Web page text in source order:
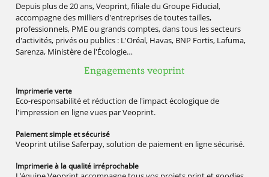
Depuis plus de 20 ans, Veoprint, filiale du Groupe Fiducial,
accompagne des milliers d'entreprises de toutes tailles,
professionnels, PME ou grands comptes, dans tous les secteurs
d'activités, privés ou publics : L'Oréal, Havas, BNP Fortis, Lafuma,
Sarenza, Ministère de l'Écologie…
Engagements veoprint
Imprimerieverte
Eco-responsabilité et réduction de l'impact écologique de
l'impression en ligne vues par Veoprint.
Paiement simpleet sécurisé
Veoprint utilise Saferpay, solution de paiement en ligne sécurisé.
Imprimerie à la qualité irréprochable